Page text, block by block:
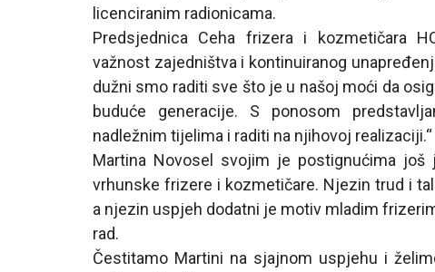
licenciranim radionicama.
Predsjednica Ceha frizera i kozmetičara
važnost zajedništva i kontinuiranog
dužni smo raditi sve što je u našoj moći da
buduće generacije. S ponosom
nadležnim tijelima i raditi na njihovoj realizaciji.“
Martina Novosel svojim je postignućima još
vrhunske frizere i kozmetičare. Njezin trud i
a njezin uspjeh dodatni je motiv mladim
rad.
Čestitamo Martini na sjajnom uspjehu i